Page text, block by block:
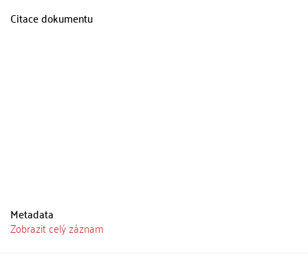
Citace dokumentu
Metadata
Zobrazit celý záznam